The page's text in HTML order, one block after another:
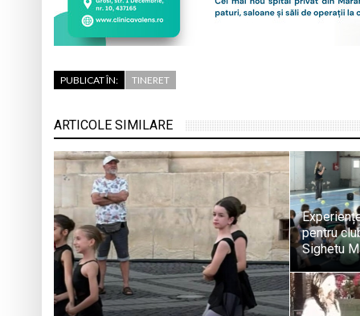
PUBLICAT ÎN: TINERET
ARTICOLE SIMILARE
pentru
Sighetu